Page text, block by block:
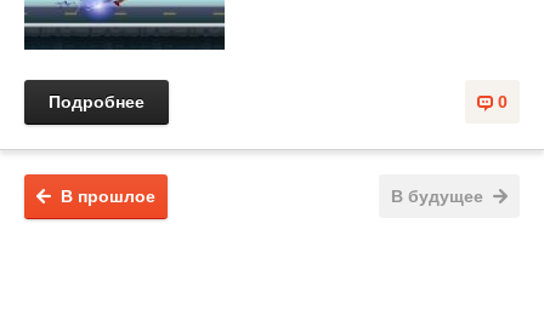
0
Подробнее
В будущее
В прошлое